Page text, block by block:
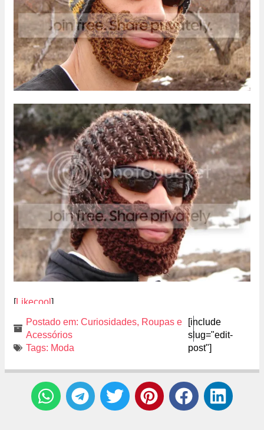
[Likecool]
Postado em: Curiosidades, Roupas e
Acessórios
Tags: Moda
[include
slug="edit-
post"]